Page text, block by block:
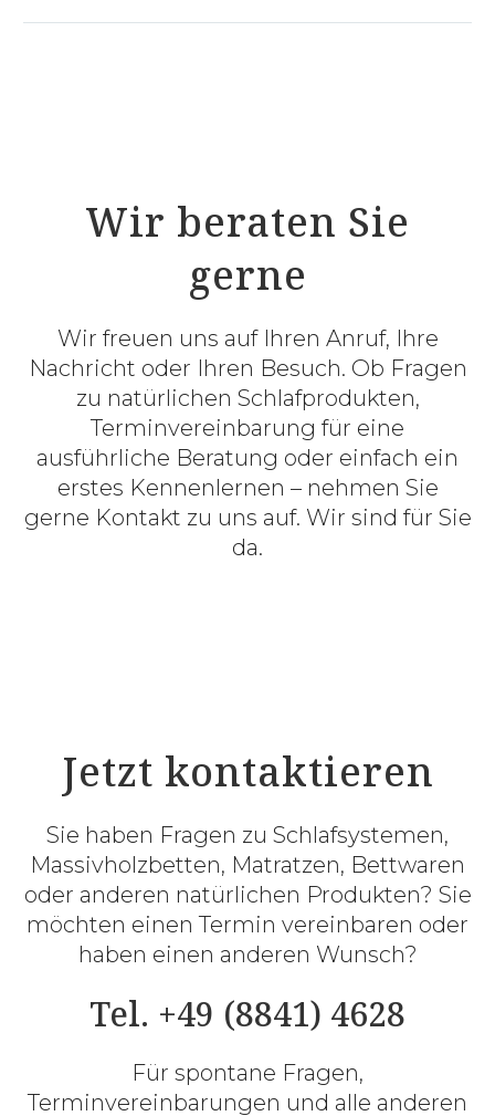
Wir beraten Sie
gerne
Wir freuen uns auf Ihren Anruf, Ihre
Nachricht oder Ihren Besuch. Ob Fragen
zu natürlichen Schlafprodukten,
Terminvereinbarung für eine
ausführliche Beratung oder einfach ein
erstes Kennenlernen – nehmen Sie
gerne Kontakt zu uns auf. Wir sind für Sie
da.
Jetzt kontaktieren
Sie haben Fragen zu Schlafsystemen,
Massivholzbetten, Matratzen, Bettwaren
oder anderen natürlichen Produkten? Sie
möchten einen Termin vereinbaren oder
haben einen anderen Wunsch?
Tel. +49 (8841) 4628
Für spontane Fragen,
Terminvereinbarungen und alle anderen